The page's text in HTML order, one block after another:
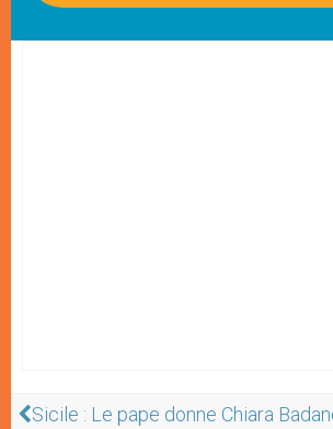
Sicile : Le pape donne Chiara